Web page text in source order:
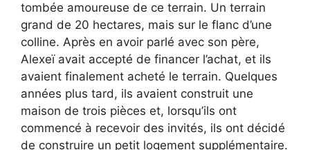
tombée amoureuse de ce terrain. Un terrain
grand de 20 hectares, mais sur le flanc d’une
colline. Après en avoir parlé avec son père,
Alexeï avait accepté de financer l’achat, et ils
avaient finalement acheté le terrain. Quelques
années plus tard, ils avaient construit une
maison de trois pièces et, lorsqu’ils ont
commencé à recevoir des invités, ils ont décidé
de construire un petit logement supplémentaire.